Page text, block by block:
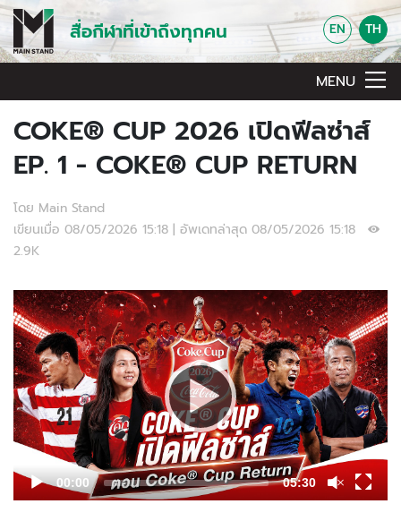
สื่อกีฬาที่เข้าถึงทุกคน EN TH
MENU
COKE® CUP 2026 เปิดฟีลซ่าส์
EP. 1 - COKE® CUP RETURN
โดย Main Stand
เขียนเมื่อ 08/05/2026 15:18 | อัพเดทล่าสุด 08/05/2026 15:18
2.9K
Video Player
00:00 05:30